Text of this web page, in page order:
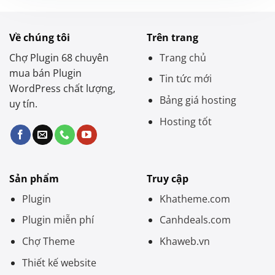
Về chúng tôi
Chợ Plugin 68 chuyên
mua bán Plugin
WordPress chất lượng,
uy tín.
Trên trang
Trang chủ
Tin tức mới
Bảng giá hosting
Hosting tốt
Sản phẩm
Plugin
Plugin miễn phí
Chợ Theme
Thiết kế website
Truy cập
Khatheme.com
Canhdeals.com
Khaweb.vn